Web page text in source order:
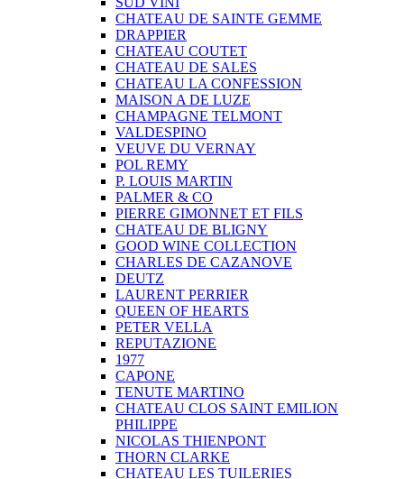
CHATEAU DE SAINTE GEMME
DRAPPIER
CHATEAU COUTET
CHATEAU DE SALES
CHATEAU LA CONFESSION
MAISON A DE LUZE
CHAMPAGNE TELMONT
VALDESPINO
VEUVE DU VERNAY
POL REMY
P. LOUIS MARTIN
PALMER & CO
PIERRE GIMONNET ET FILS
CHATEAU DE BLIGNY
GOOD WINE COLLECTION
CHARLES DE CAZANOVE
DEUTZ
LAURENT PERRIER
QUEEN OF HEARTS
PETER VELLA
REPUTAZIONE
1977
CAPONE
TENUTE MARTINO
CHATEAU CLOS SAINT EMILION
PHILIPPE
NICOLAS THIENPONT
THORN CLARKE
CHATEAU LES TUILERIES